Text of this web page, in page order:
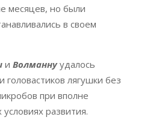
месяцев, но были
в своем
и Волманнуудалось
лягушки без
при вполне
развития.